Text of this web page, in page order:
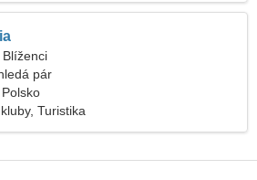
pár
Polsko
Turistika